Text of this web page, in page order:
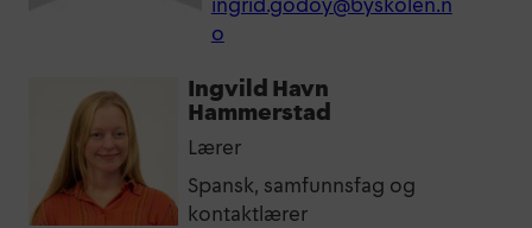
o
Ingvild Havn
Hammerstad
Lærer
Spansk, samfunnsfag og
kontaktlærer